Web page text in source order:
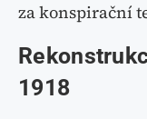
za konspirační
1918